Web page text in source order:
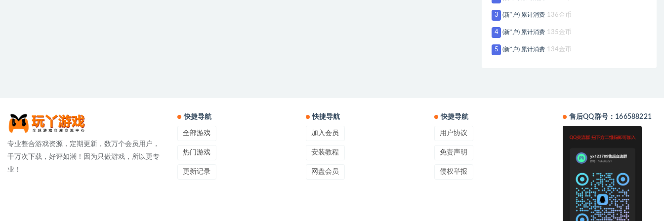
3 (新*户) 累计消费 136金币
4 (新*户) 累计消费 135金币
5 (新*户) 累计消费 134金币
专业整合游戏资源，定期更新，数万个会员用户，
千万次下载，好评如潮！因为只做游戏，所以更专
业！
快捷导航
全部游戏
热门游戏
更新记录
快捷导航
加入会员
安装教程
网盘会员
快捷导航
用户协议
免责声明
侵权举报
售后QQ群号：166588221